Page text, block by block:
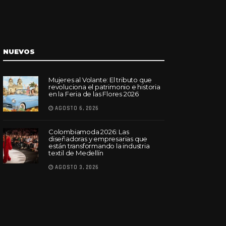
NUEVOS
Mujeres al Volante: El tributo que
revoluciona el patrimonio e historia
en la Feria de las Flores 2026
AGOSTO 6, 2026
Colombiamoda 2026: Las
diseñadoras y empresarias que
están transformando la industria
textil de Medellín
AGOSTO 3, 2026